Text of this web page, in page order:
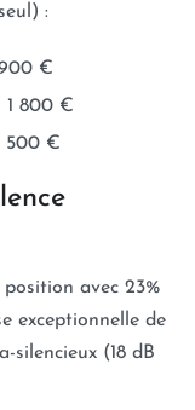
:
€
1 800 €
500 €
avec 23%
exceptionnelle de
silencieux (18 dB